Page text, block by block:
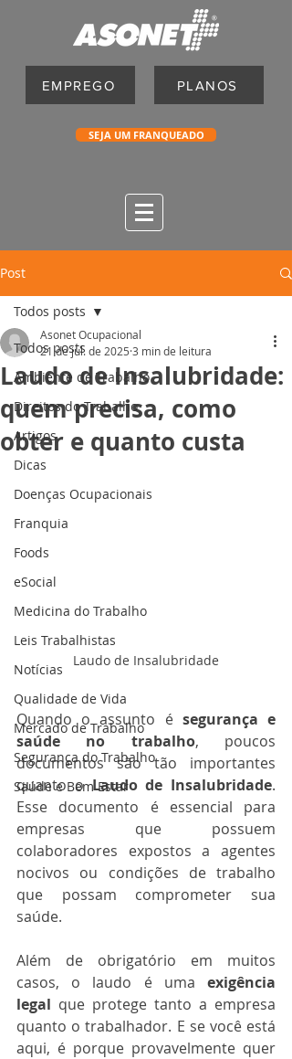
EMPREGO PLANOS
SEJA UM FRANQUEADO
Post
Todos posts
Ambiente de Trabalho
Direitos do Trabalho
Artigos
Dicas
Doenças Ocupacionais
Franquia
Foods
eSocial
Medicina do Trabalho
Leis Trabalhistas
Notícias
Qualidade de Vida
Mercado de Trabalho
Segurança do Trabalho
Saúde e Bem Estar
Todos posts
Laudo de Insalubridade:
quem precisa, como
obter e quanto custa
Asonet Ocupacional
21 de jul. de 2025 3 min de leitura
Laudo de Insalubridade
Quando o assunto é segurança e
saúde no trabalho, poucos
documentos são tão importantes
quanto o Laudo de Insalubridade.
Esse documento é essencial para
empresas que possuem
colaboradores expostos a agentes
nocivos ou condições de trabalho
que possam comprometer sua
saúde.
Além de obrigatório em muitos
casos, o laudo é uma exigência
legal que protege tanto a empresa
quanto o trabalhador. E se você está
aqui, é porque provavelmente quer